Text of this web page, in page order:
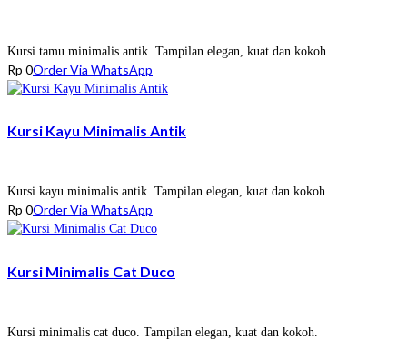
Kursi tamu minimalis antik. Tampilan elegan, kuat dan kokoh.
Rp 0Order Via WhatsApp
Kursi Kayu Minimalis Antik
Kursi kayu minimalis antik. Tampilan elegan, kuat dan kokoh.
Rp 0Order Via WhatsApp
Kursi Minimalis Cat Duco
Kursi minimalis cat duco. Tampilan elegan, kuat dan kokoh.